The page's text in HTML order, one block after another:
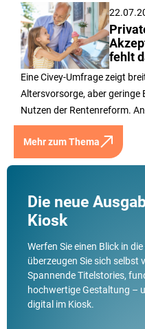
fehlt
Eine Civey-Umfrage zeigt
Altersvorsorge, aber geringe
Nutzen der Rentenreform.
Mehr zum Thema
Die neue
Kiosk
Werfen Sie einen Blick in
überzeugen Sie sich selbst
Spannende Titelstories,
hochwertige Gestaltung –
digital im Kiosk.